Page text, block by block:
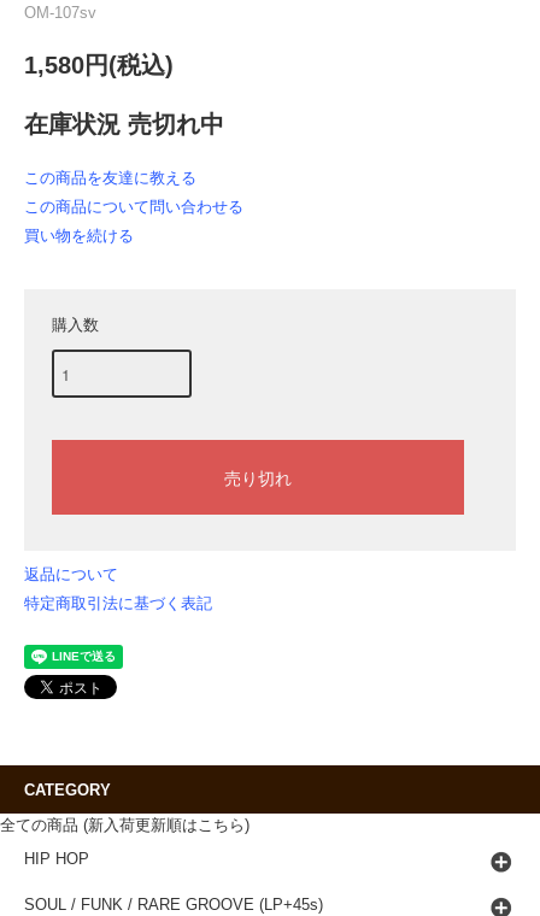
OM-107sv
1,580円(税込)
在庫状況 売切れ中
この商品を友達に教える
この商品について問い合わせる
買い物を続ける
購入数
返品について
特定商取引法に基づく表記
CATEGORY
全ての商品 (新入荷更新順はこちら)
HIP HOP
SOUL / FUNK / RARE GROOVE (LP+45s)